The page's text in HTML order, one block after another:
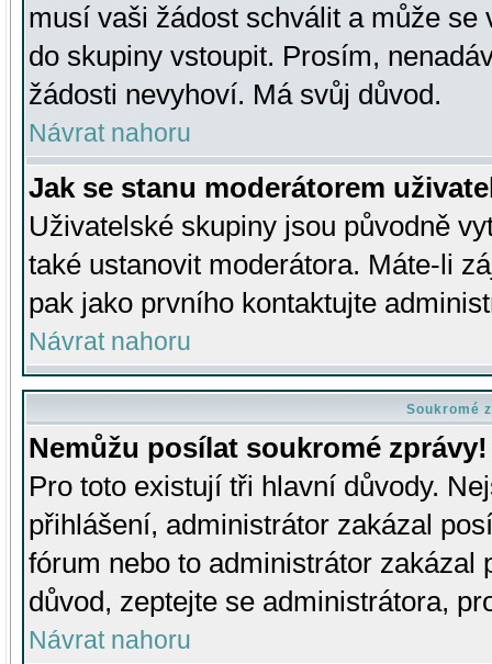
musí vaši žádost schválit a může se
do skupiny vstoupit. Prosím,
žádosti nevyhoví. Má svůj důvod.
Návrat nahoru
Jak se stanu moderátorem
Uživatelské skupiny jsou původně
také ustanovit moderátora. Máte-li
pak jako prvního kontaktujte
Návrat nahoru
Soukromé
Nemůžu posílat soukromé zprávy!
Pro toto existují tři hlavní důvody.
přihlášení, administrátor zakázal
fórum nebo to administrátor zakázal
důvod, zeptejte se administrátora,
Návrat nahoru